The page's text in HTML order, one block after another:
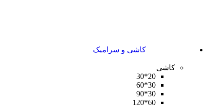
کاشی و سرامیک
کاشی
20*30
30*60
30*90
60*120